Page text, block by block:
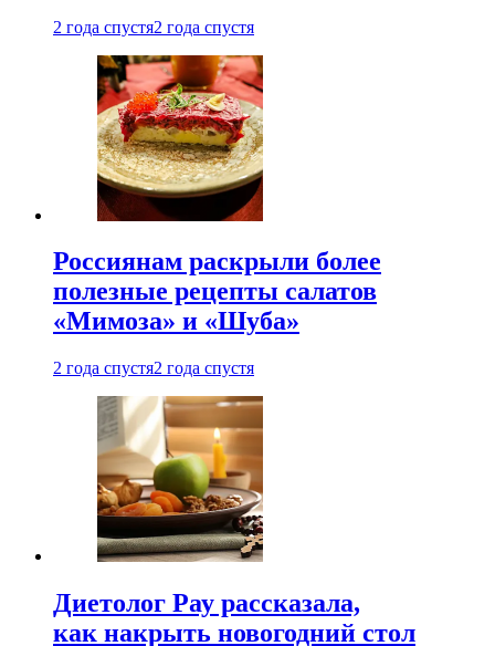
2 года спустя2 года спустя
Россиянам раскрыли более
полезные рецепты салатов
«Мимоза» и «Шуба»
2 года спустя2 года спустя
Диетолог Рау рассказала,
как накрыть новогодний стол